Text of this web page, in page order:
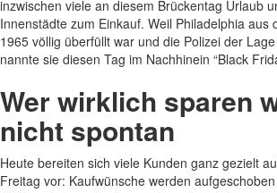
inzwischen viele an diesem Brückentag Urlaub
Innenstädte zum Einkauf. Weil Philadelphia aus
1965 völlig überfüllt war und die Polizei der
nannte sie diesen Tag im Nachhinein “Black
Wer wirklich sparen
nicht spontan
Heute bereiten sich viele Kunden ganz gezielt
Freitag vor: Kaufwünsche werden